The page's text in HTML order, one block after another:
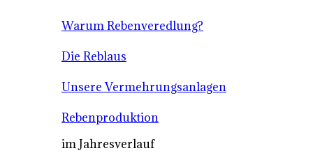
Warum Rebenveredlung?
Die Reblaus
Unsere Vermehrungsanlagen
Rebenproduktion
im Jahresverlauf